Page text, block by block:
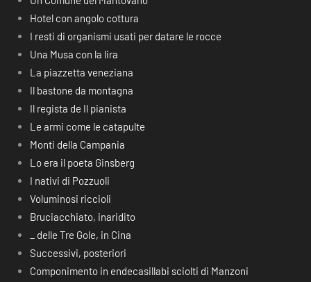
Hotel con angolo cottura
I resti di organismi usati per datare le rocce
Una Musa con la lira
La piazzetta veneziana
Il bastone da montagna
Il regista de Il pianista
Le armi come le catapulte
Monti della Campania
Lo era il poeta Ginsberg
I nativi di Pozzuoli
Voluminosi riccioli
Bruciacchiato, inaridito
_ delle Tre Gole, in Cina
Successivi, posteriori
Componimento in endecasillabi sciolti di Manzoni